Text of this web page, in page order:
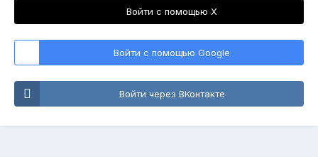
Войти с помощью X
Войти с помощью Google
Войти через ВКонтакте